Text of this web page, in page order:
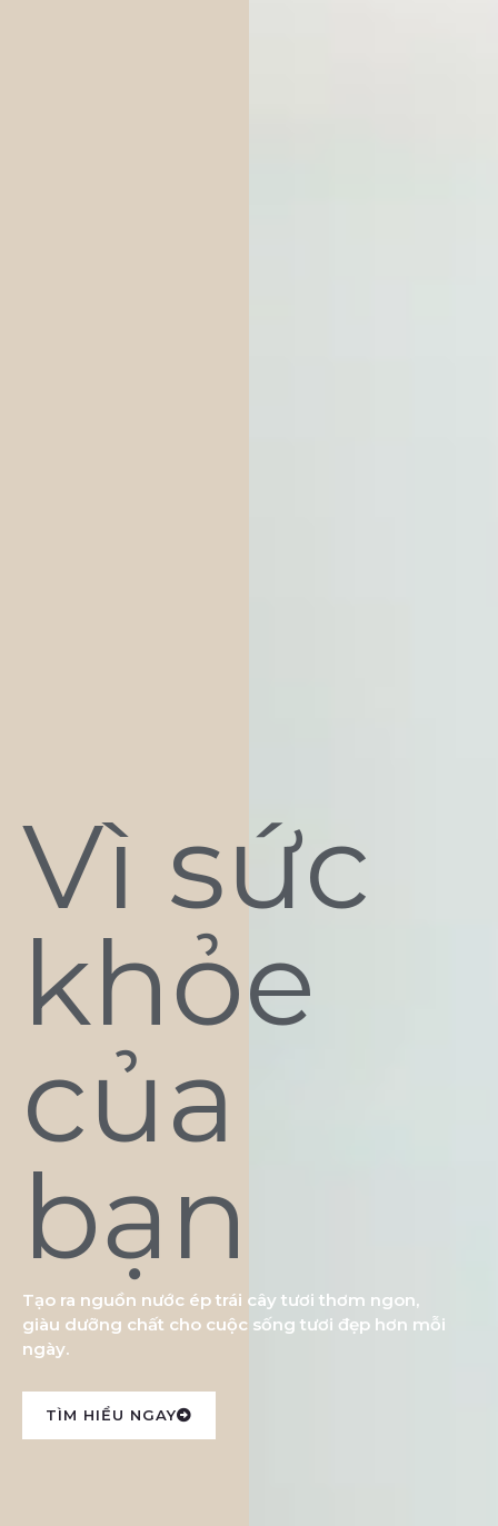
Vì sức
khỏe
của
bạn
Tạo ra nguồn nước ép trái cây tươi thơm ngon,
giàu dưỡng chất cho cuộc sống tươi đẹp hơn mỗi
ngày.
TÌM HIỂU NGAY